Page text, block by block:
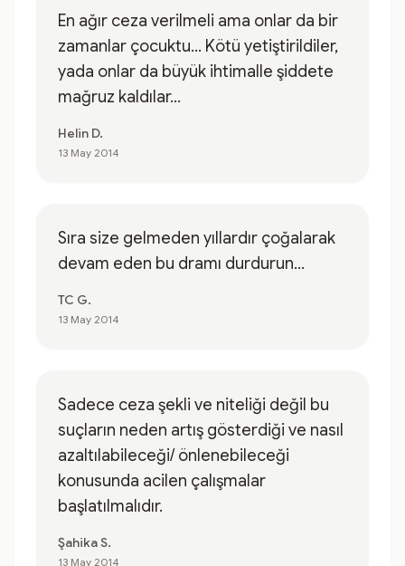
En ağır ceza verilmeli ama onlar da bir
zamanlar çocuktu... Kötü yetiştirildiler,
yada onlar da büyük ihtimalle şiddete
mağruz kaldılar...
Helin D.
13 May 2014
Sıra size gelmeden yıllardır çoğalarak
devam eden bu dramı durdurun...
TC G.
13 May 2014
Sadece ceza şekli ve niteliği değil bu
suçların neden artış gösterdiği ve nasıl
azaltılabileceği/ önlenebileceği
konusunda acilen çalışmalar
başlatılmalıdır.
Şahika S.
13 May 2014